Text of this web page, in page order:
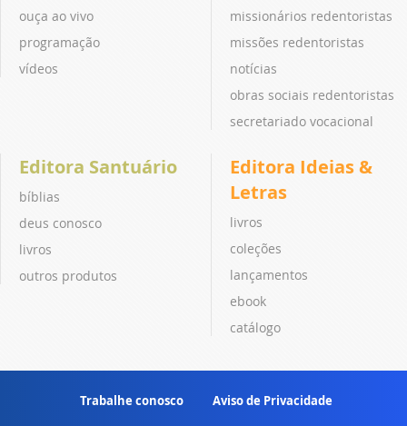
ouça ao vivo
programação
vídeos
missionários redentoristas
missões redentoristas
notícias
obras sociais redentoristas
secretariado vocacional
Editora Santuário
bíblias
deus conosco
livros
outros produtos
Editora Ideias &
Letras
livros
coleções
lançamentos
ebook
catálogo
Trabalhe conosco Aviso de Privacidade